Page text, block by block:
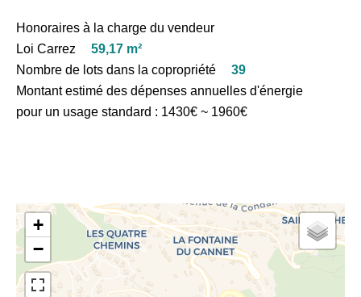
Honoraires à la charge du vendeur
Loi Carrez
59,17 m²
Nombre de lots dans la copropriété
39
Montant estimé des dépenses annuelles d'énergie
pour un usage standard : 1430€ ~ 1960€
+
−